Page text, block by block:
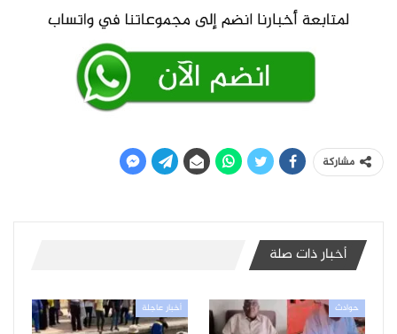
مشاركة
أخبار ذات صلة
حوادث أخبار عاجلة